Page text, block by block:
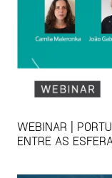
WEBINAR |
ENTRE AS